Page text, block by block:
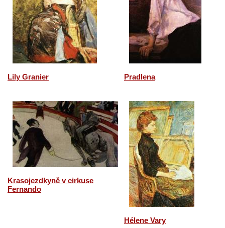
Lily Granier Pradlena
Krasojezdkyně v cirkuse
Fernando
Hélene Vary